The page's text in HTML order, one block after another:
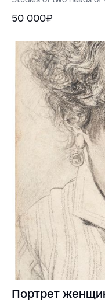
50 000₽
Портрет